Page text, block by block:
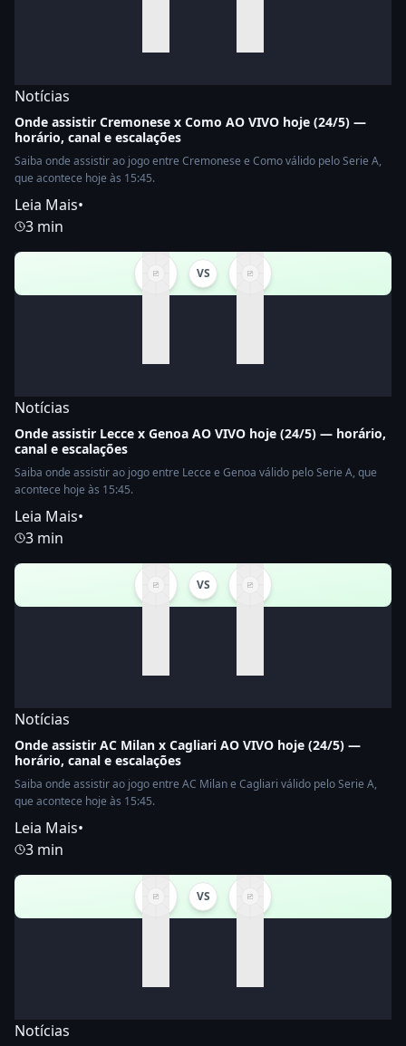
Notícias
Onde assistir Cremonese x Como AO VIVO hoje (24/5) —
horário, canal e escalações
Saiba onde assistir ao jogo entre Cremonese e Como válido pelo Serie A,
que acontece hoje às 15:45.
Leia Mais•
3 min
VS
Notícias
Onde assistir Lecce x Genoa AO VIVO hoje (24/5) — horário,
canal e escalações
Saiba onde assistir ao jogo entre Lecce e Genoa válido pelo Serie A, que
acontece hoje às 15:45.
Leia Mais•
3 min
VS
Notícias
Onde assistir AC Milan x Cagliari AO VIVO hoje (24/5) —
horário, canal e escalações
Saiba onde assistir ao jogo entre AC Milan e Cagliari válido pelo Serie A,
que acontece hoje às 15:45.
Leia Mais•
3 min
VS
Notícias